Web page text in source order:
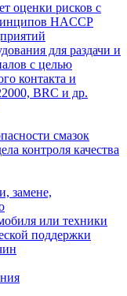
оценки рисков с
HACCP
для раздачи и
с целью
контакта и
BRC и др.
смазок
контроля качества
замене,
или техники
поддержки